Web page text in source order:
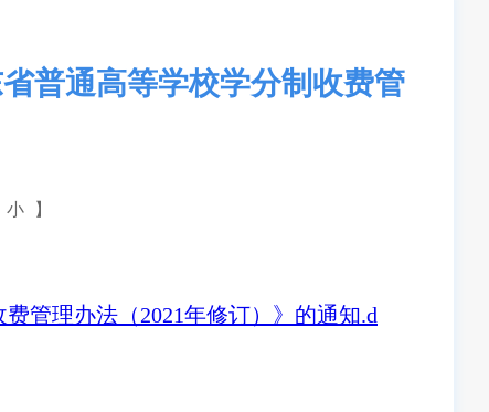
普通高等学校学分制收费管
小 】
管理办法（2021年修订）》的通知.d